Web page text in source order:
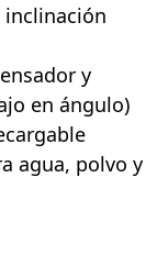
y
en ángulo)
agua, polvo y